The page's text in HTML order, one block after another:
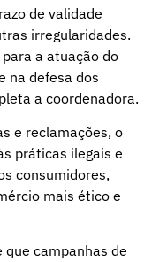
de validade
irregularidades.
a atuação do
na defesa dos
a coordenadora.
e reclamações, o
práticas ilegais e
consumidores,
mais ético e
que campanhas de